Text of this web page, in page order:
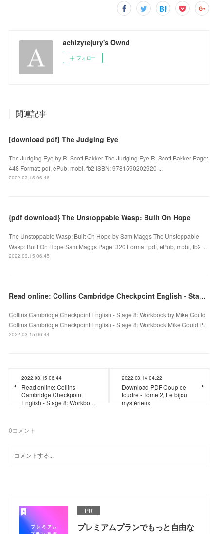
achizytejury's Ownd
フォロー
関連記事
[download pdf] The Judging Eye
The Judging Eye by R. Scott Bakker The Judging Eye R. Scott Bakker Page:
448 Format: pdf, ePub, mobi, fb2 ISBN: 9781590202920 ...
2022.03.15 06:46
{pdf download} The Unstoppable Wasp: Built On Hope
The Unstoppable Wasp: Built On Hope by Sam Maggs The Unstoppable
Wasp: Built On Hope Sam Maggs Page: 320 Format: pdf, ePub, mobi, fb2 ...
2022.03.15 06:45
Read online: Collins Cambridge Checkpoint English - Stage 8: Workbook
Collins Cambridge Checkpoint English - Stage 8: Workbook by Mike Gould
Collins Cambridge Checkpoint English - Stage 8: Workbook Mike Gould P...
2022.03.15 06:44
2022.03.15 06:44
Read online: Collins
Cambridge Checkpoint
English - Stage 8: Workbo…
2022.03.14 04:22
Download PDF Coup de
foudre - Tome 2, Le bijou
mystérieux
0コメント
PR
プレミアムプランでもっと自由な